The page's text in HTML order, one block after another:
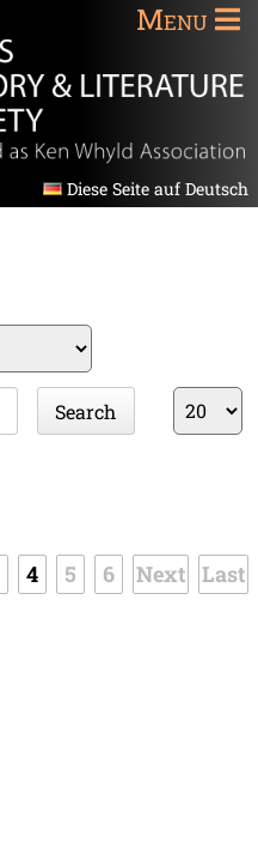
Menu
Diese Seite auf Deutsch
Search
Results
per
4 5 6 Next Last